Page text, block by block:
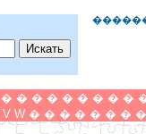
� � � � � � � � �
V W � � � � � � � �